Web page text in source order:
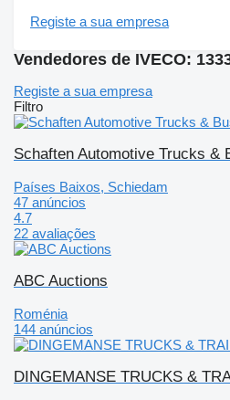
Registe a sua empresa
Vendedores de IVECO:
Registe a sua empresa
Filtro
Schaften Automotive Trucks &
Países Baixos, Schiedam
47 anúncios
4.7
22 avaliações
ABC Auctions
Roménia
144 anúncios
DINGEMANSE TRUCKS &